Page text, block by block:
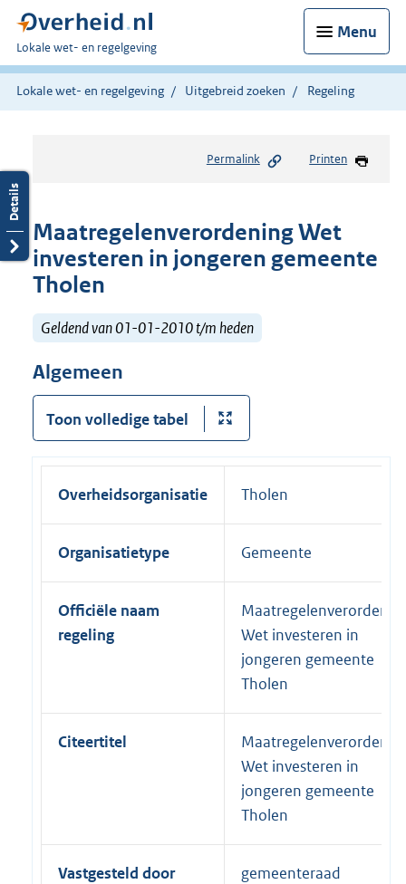
Menu
U
bent
hier:
Lokale wet- en regelgeving
Lokale wet- en regelgeving Uitgebreid zoeken Regeling
Permalink Printen
Maatregelenverordening Wet
investeren in jongeren gemeente
Tholen
Geldend van 01-01-2010 t/m heden
Algemeen
Toon volledige tabel
Overheidsorganisatie Tholen
Organisatietype Gemeente
Officiële naam
regeling
Wet investeren in
jongeren gemeente
Tholen
Citeertitel
Wet investeren in
jongeren gemeente
Tholen
Vastgesteld door gemeenteraad